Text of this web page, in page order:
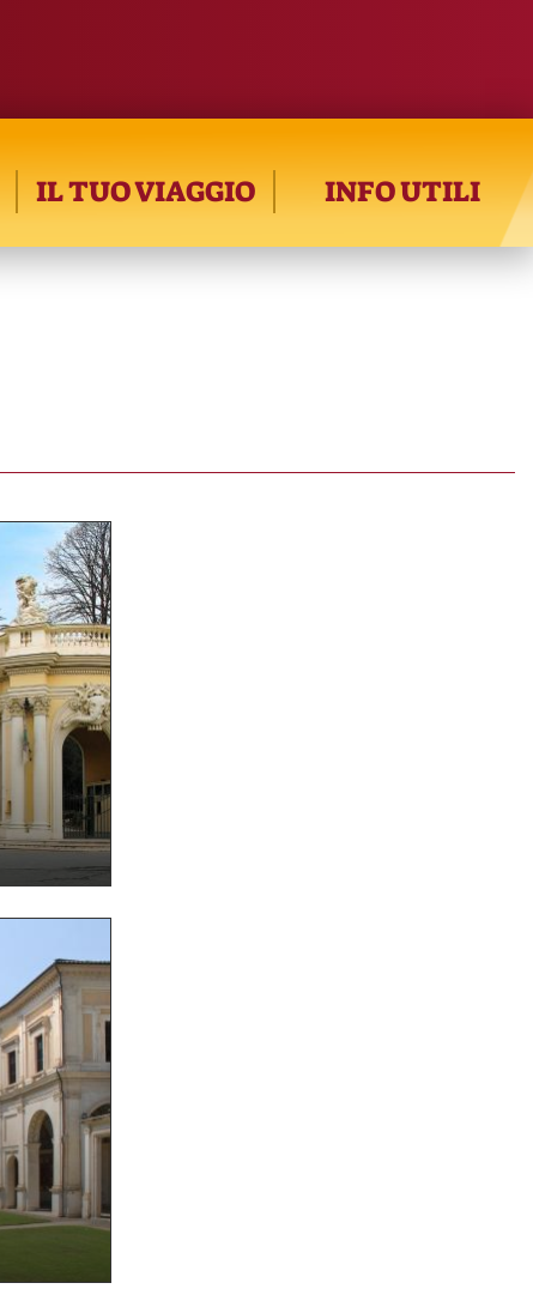
IL TUO VIAGGIO INFO UTILI